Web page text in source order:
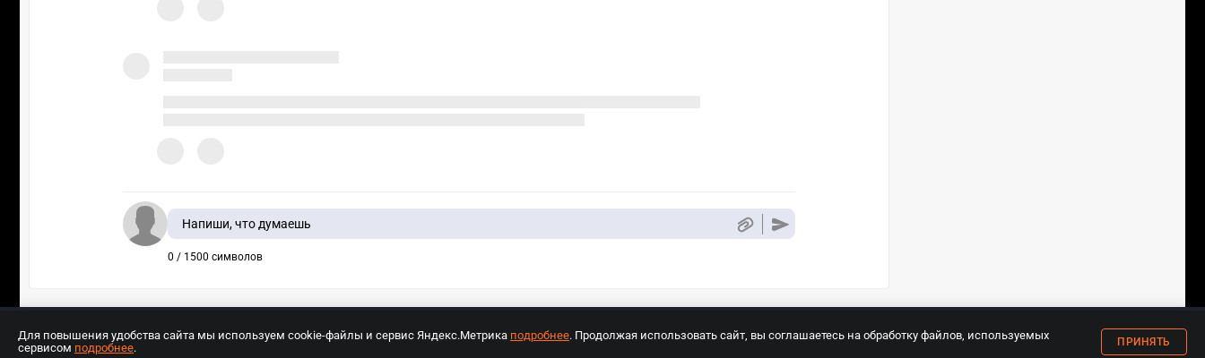
Напиши, что думаешь
0 / 1500 символов
18+
Для повышения удобства сайта мы используем cookie-файлы и сервис Яндекс.Метрика подробнее. Продолжая использовать сайт, вы соглашаетесь на обработку файлов, используемых
сервисом подробнее. ПРИНЯТЬ